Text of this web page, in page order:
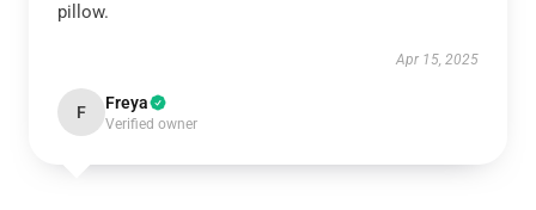
pillow.
Apr 15, 2025
F Freya
Verified owner